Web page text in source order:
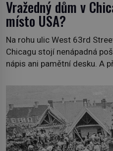
Vražedný dům v
místo USA?
Na rohu ulic West 63rd
Chicagu stojí nenápadná
nápis ani pamětní desku. A
sídlil sériový vrah H. H.
past na lidi v dějinách
Webster Mudgett